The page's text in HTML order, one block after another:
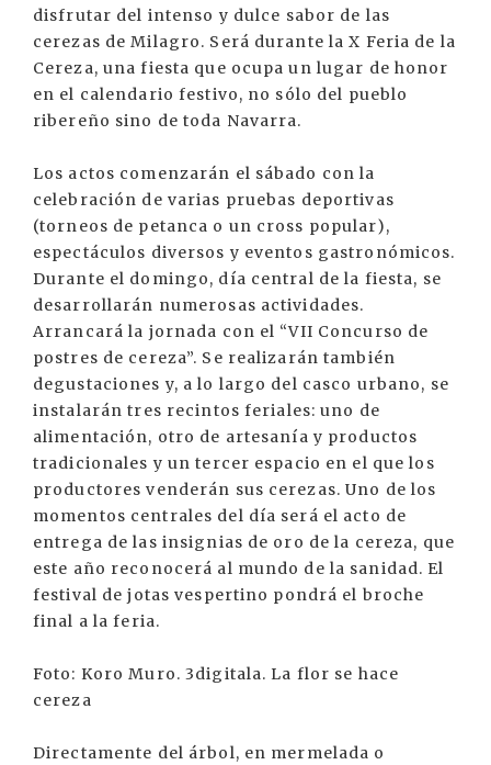
disfrutar del intenso y dulce sabor de las
cerezas de Milagro. Será durante la X Feria de la
Cereza, una fiesta que ocupa un lugar de honor
en el calendario festivo, no sólo del pueblo
ribereño sino de toda Navarra.
Los actos comenzarán el sábado con la
celebración de varias pruebas deportivas
(torneos de petanca o un cross popular),
espectáculos diversos y eventos gastronómicos.
Durante el domingo, día central de la fiesta, se
desarrollarán numerosas actividades.
Arrancará la jornada con el “VII Concurso de
postres de cereza”. Se realizarán también
degustaciones y, a lo largo del casco urbano, se
instalarán tres recintos feriales: uno de
alimentación, otro de artesanía y productos
tradicionales y un tercer espacio en el que los
productores venderán sus cerezas. Uno de los
momentos centrales del día será el acto de
entrega de las insignias de oro de la cereza, que
este año reconocerá al mundo de la sanidad. El
festival de jotas vespertino pondrá el broche
final a la feria.
Foto: Koro Muro. 3digitala. La flor se hace
cereza
Directamente del árbol, en mermelada o